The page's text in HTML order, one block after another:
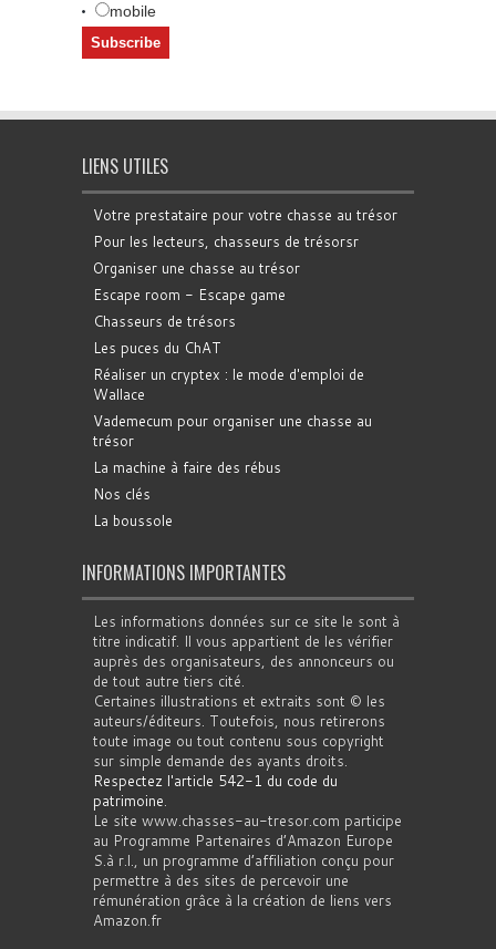
mobile
LIENS UTILES
Votre prestataire pour votre chasse au trésor
Pour les lecteurs, chasseurs de trésorsr
Organiser une chasse au trésor
Escape room - Escape game
Chasseurs de trésors
Les puces du ChAT
Réaliser un cryptex : le mode d'emploi de
Wallace
Vademecum pour organiser une chasse au
trésor
La machine à faire des rébus
Nos clés
La boussole
INFORMATIONS IMPORTANTES
Les informations données sur ce site le sont à
titre indicatif. Il vous appartient de les vérifier
auprès des organisateurs, des annonceurs ou
de tout autre tiers cité.
Certaines illustrations et extraits sont © les
auteurs/éditeurs. Toutefois, nous retirerons
toute image ou tout contenu sous copyright
sur simple demande des ayants droits.
Respectez l'article 542-1 du code du
patrimoine.
Le site www.chasses-au-tresor.com participe
au Programme Partenaires d’Amazon Europe
S.à r.l., un programme d’affiliation conçu pour
permettre à des sites de percevoir une
rémunération grâce à la création de liens vers
Amazon.fr